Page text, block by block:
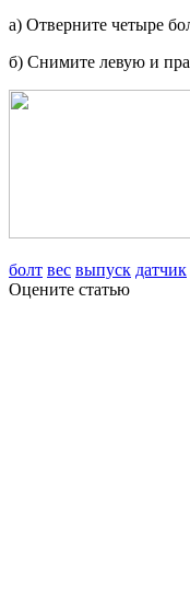
а) Отверните четыре
б) Снимите левую и
болт вес выпуск датчик
Оцените статью